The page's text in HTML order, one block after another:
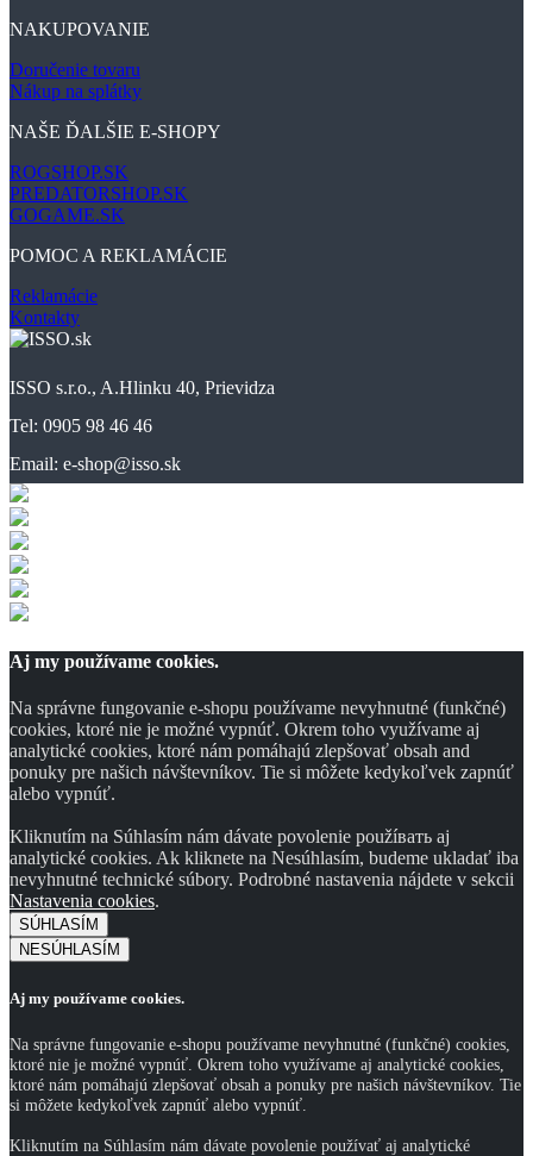
NAKUPOVANIE
Doručenie tovaru
Nákup na splátky
NAŠE ĎALŠIE E-SHOPY
ROGSHOP.SK
PREDATORSHOP.SK
GOGAME.SK
POMOC A REKLAMÁCIE
Reklamácie
Kontakty
ISSO s.r.o., A.Hlinku 40, Prievidza
Tel: 0905 98 46 46
Email: e-shop@isso.sk
Aj my používame cookies.
Na správne fungovanie e-shopu používame nevyhnutné (funkčné)
cookies, ktoré nie je možné vypnúť. Okrem toho využívame aj
analytické cookies, ktoré nám pomáhajú zlepšovať obsah and
ponuky pre našich návštevníkov. Tie si môžete kedykoľvek zapnúť
alebo vypnúť.
Kliknutím na Súhlasím nám dávate povolenie použíвать aj
analytické cookies. Ak kliknete na Nesúhlasím, budeme ukladať iba
nevyhnutné technické súbory. Podrobné nastavenia nájdete v sekcii
Nastavenia cookies.
SÚHLASÍM
NESÚHLASÍM
Aj my používame cookies.
Na správne fungovanie e-shopu používame nevyhnutné (funkčné) cookies,
ktoré nie je možné vypnúť. Okrem toho využívame aj analytické cookies,
ktoré nám pomáhajú zlepšovať obsah a ponuky pre našich návštevníkov. Tie
si môžete kedykoľvek zapnúť alebo vypnúť.
Kliknutím na Súhlasím nám dávate povolenie používať aj analytické